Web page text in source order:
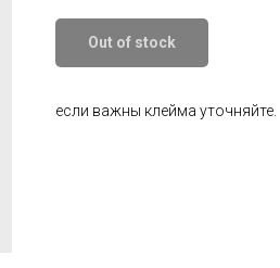
Out of stock
если важны клейма уточняйте.